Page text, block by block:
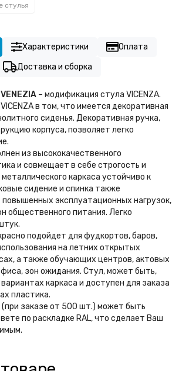
стулья
Характеристики
Оплата
Доставка и сборка
VENEZIA – модификация стула VICENZA.
в том, что имеется декоративная
сиденья. Декоративная ручка,
корпуса, позволяет легко
из высококачественного
и совмещает в себе строгость и
каркаса устойчиво к
сидение и спинка также
эксплуатационных нагрузок,
общественного питания. Легко
подойдет для фудкортов, баров,
на летних открытых
а также обучающих центров, актовых
зон ожидания. Стул, может быть,
каркаса и доступен для заказа
пластика.
(при заказе от 500 шт.) может быть
по раскладке RAL, что сделает Ваш